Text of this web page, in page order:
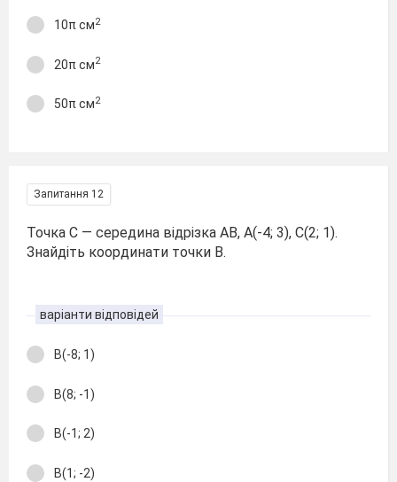
10π см2
20π см2
50π см2
Запитання 12
Точка С — середина відрізка АВ, А(-4; 3), С(2; 1).
Знайдіть координати точки В.
варіанти відповідей
В(-8; 1)
В(8; -1)
В(-1; 2)
В(1; -2)